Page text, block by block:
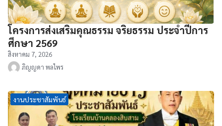
โครงการส่งเสริมคุณธรรม จริยธรรม ประจำปีการ
ศึกษา 2569
สิงหาคม 7, 2026
ภิญญดา พลไพร
งานประชาสัมพันธ์